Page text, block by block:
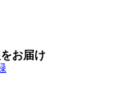
お届け